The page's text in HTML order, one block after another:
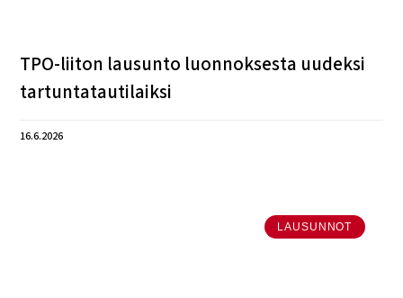
TPO-liiton lausunto luonnoksesta uudeksi
tartuntatautilaiksi
16.6.2026
LAUSUNNOT